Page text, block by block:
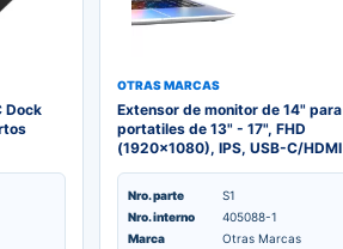
Dock
OTRAS MARCAS
Extensor de monitor de 14" para
portatiles de 13" - 17", FHD
(1920x1080), IPS, USB-C/HDMI
Nro. parte
S1
Nro. interno
405088-1
Marca
Otras Marcas